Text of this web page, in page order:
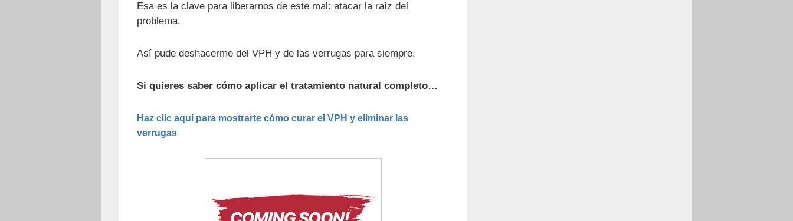
Esa es la clave para liberarnos de este mal: atacar la raíz del
problema.
Así pude deshacerme del VPH y de las verrugas para siempre.
Si quieres saber cómo aplicar el tratamiento natural completo…
Haz clic aquí para mostrarte cómo curar el VPH y eliminar las
verrugas